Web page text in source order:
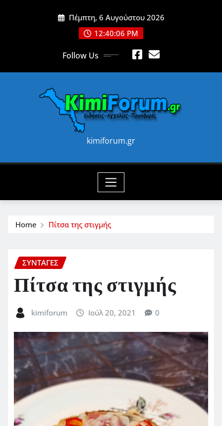
Πέμπτη, 6 Αυγούστου 2026
12:40:08 PM
Follow Us
kimiforum.gr
Home Πίτσα της στιγμής
ΣΥΝΤΑΓΈΣ
Πίτσα της στιγμής
kimiforum Ιούλ 20, 2021 0